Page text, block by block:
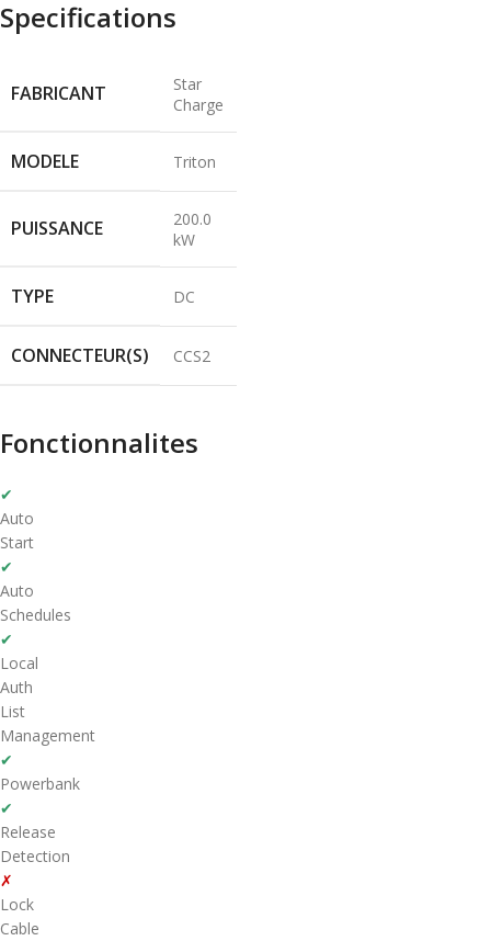
Specifications
FABRICANT
Star
Charge
MODELE Triton
PUISSANCE
200.0
kW
TYPE DC
CONNECTEUR(S) CCS2
Fonctionnalites
✔
Auto
Start
✔
Auto
Schedules
✔
Local
Auth
List
Management
✔
Powerbank
✔
Release
Detection
✗
Lock
Cable